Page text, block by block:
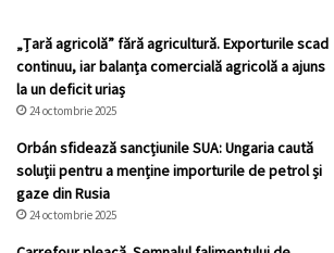
„Țară agricolă” fără agricultură. Exporturile scad
continuu, iar balanța comercială agricolă a ajuns
la un deficit uriaș
24 octombrie 2025
Orbán sfidează sancțiunile SUA: Ungaria caută
soluții pentru a menține importurile de petrol și
gaze din Rusia
24 octombrie 2025